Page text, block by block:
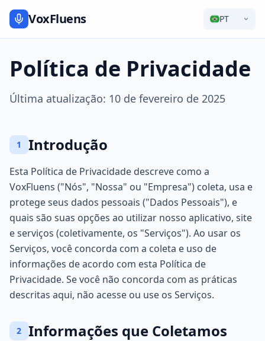
VoxFluens PT
Política de Privacidade
Última atualização: 10 de fevereiro de 2025
1 Introdução
Esta Política de Privacidade descreve como a
VoxFluens ("Nós", "Nossa" ou "Empresa") coleta, usa e
protege seus dados pessoais ("Dados Pessoais"), e
quais são suas opções ao utilizar nosso aplicativo, site
e serviços (coletivamente, os "Serviços"). Ao usar os
Serviços, você concorda com a coleta e uso de
informações de acordo com esta Política de
Privacidade. Se você não concorda com as práticas
descritas aqui, não acesse ou use os Serviços.
2 Informações que Coletamos